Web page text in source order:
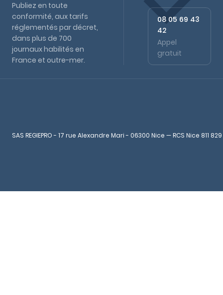
Publiez en toute
conformité, aux tarifs
réglementés par décret,
dans plus de 700
journaux habilités en
France et outre-mer.
08 05 69 43
42
Appel
gratuit
SAS REGIEPRO - 17 rue Alexandre Mari - 06300 Nice — RCS Nice 811